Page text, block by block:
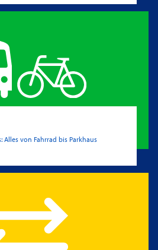
Alles von Fahrrad bis Parkhaus